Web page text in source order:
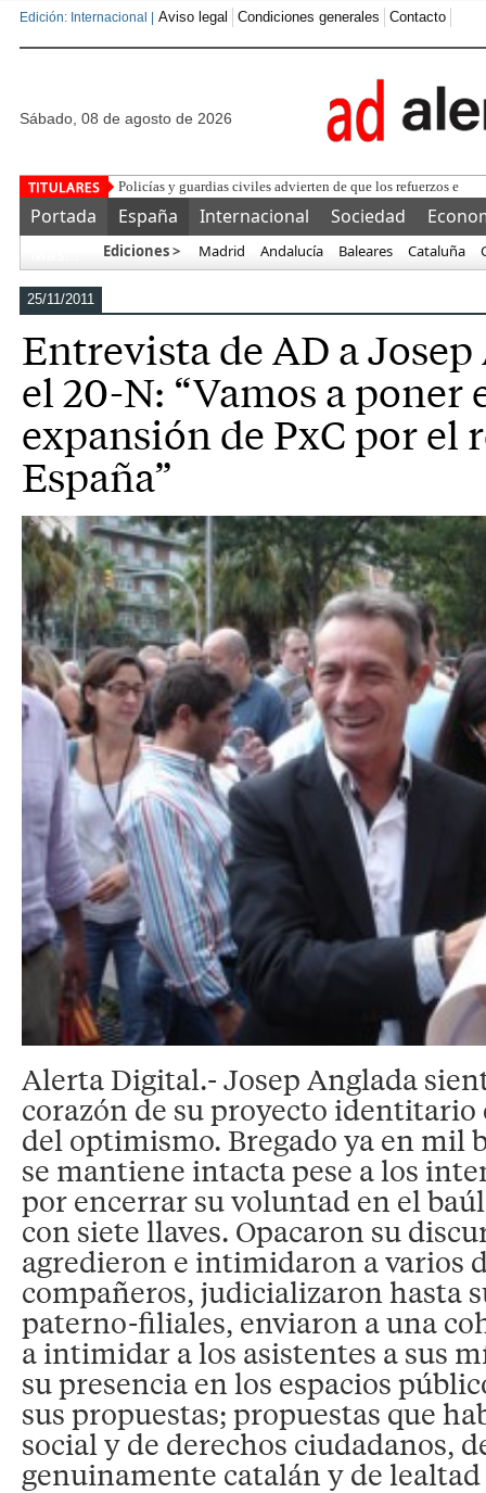
Edición: Internacional | Aviso legal Condiciones generales Contacto
sábado, 08 de agosto de 2026
Policías y guardias civiles advierten de que los refuerzos
Portada España Internacional Sociedad
Ediciones > Madrid Andalucía Baleares Cataluña
25/11/2011
Entrevista de AD a
el 20-N: “Vamos a poner
expansión de PxC por el
España”
Alerta Digital.- Josep Anglada
corazón de su proyecto
del optimismo. Bregado ya en mil
se mantiene intacta pese a los
por encerrar su voluntad en el
con siete llaves. Opacaron su
agredieron e intimidaron a varios
compañeros, judicializaron hasta
paterno-filiales, enviaron a una
a intimidar a los asistentes a sus
su presencia en los espacios
sus propuestas; propuestas que
social y de derechos ciudadanos,
genuinamente catalán y de